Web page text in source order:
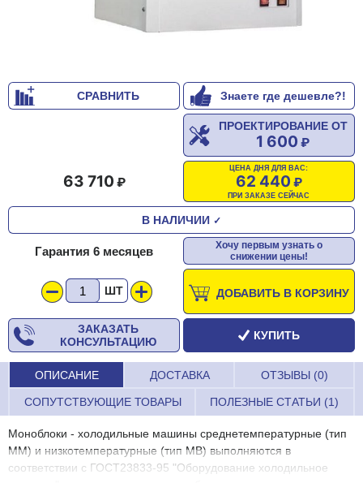
СРАВНИТЬ Знаете где дешевле?!
ПРОЕКТИРОВАНИЕ ОТ
1 600
ЦЕНА ДНЯ ДЛЯ ВАС:
62 440
ПРИ ЗАКАЗЕ СЕЙЧАС
63 710
В НАЛИЧИИ ✓
Гарантия 6 месяцев
Хочу первым узнать о
снижении цены!
ШТ ДОБАВИТЬ В КОРЗИНУ
ЗАКАЗАТЬ
КОНСУЛЬТАЦИЮ
КУПИТЬ
ОПИСАНИЕ ДОСТАВКА ОТЗЫВЫ (0)
СОПУТСТВУЮЩИЕ ТОВАРЫ ПОЛЕЗНЫЕ СТАТЬИ (1)
Моноблоки - холодильные машины среднетемпературные (тип
ММ) и низкотемпературные (тип МВ) выполняются в
соответствии с ГОСТ23833-95 "Oборудование холодильное